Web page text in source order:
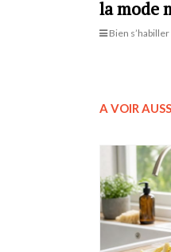
la mode
Bien s’habiller
A VOIR